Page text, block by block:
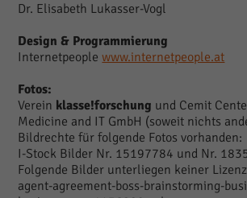
Dr. Elisabeth Lukasser-Vogl
Design & Programmierung
Internetpeoplewww.internetpeople.at
Fotos:
Verein klasse!forschung und Cemit
Medicine and IT GmbH (soweit nichts
Bildrechte für folgende Fotos vorhanden:
I-Stock Bilder Nr. 15197784 und Nr.
Folgende Bilder unterliegen keiner
agent-agreement-boss-brainstorming-